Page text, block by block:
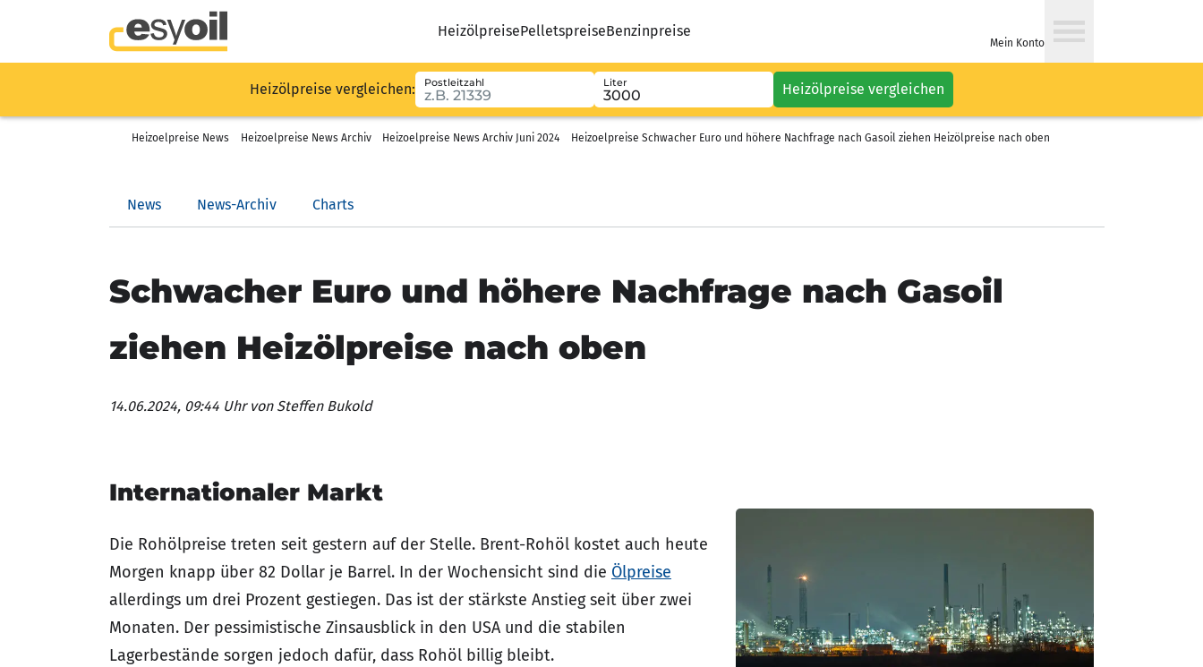
HeizölpreisePelletspreiseBenzinpreise
Mein Konto
Heizölpreise vergleichen: Postleitzahl Liter Heizölpreise vergleichen
Heizoelpreise News Heizoelpreise News Archiv Heizoelpreise News Archiv Juni 2024 Heizoelpreise Schwacher Euro und höhere Nachfrage nach Gasoil ziehen Heizölpreise nach oben
News News-Archiv Charts
Schwacher Euro und höhere Nachfrage nach Gasoil
ziehen Heizölpreise nach oben
14.06.2024, 09:44 Uhrvon Steffen Bukold
Internationaler Markt
Die Rohölpreise treten seit gestern auf der Stelle. Brent-Rohöl kostet auch heute
Morgen knapp über 82 Dollar je Barrel. In der Wochensicht sind die Ölpreise
allerdings um drei Prozent gestiegen. Das ist der stärkste Anstieg seit über zwei
Monaten. Der pessimistische Zinsausblick in den USA und die stabilen
Lagerbestände sorgen jedoch dafür, dass Rohöl billig bleibt.